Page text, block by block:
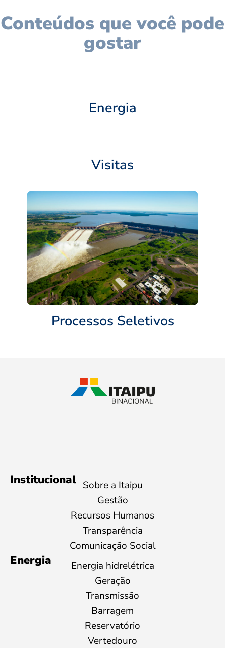
Conteúdos que você pode
gostar
Energia
Visitas
Processos Seletivos
Institucional Sobre a Itaipu
Gestão
Recursos Humanos
Transparência
Comunicação Social
Energia
Energia hidrelétrica
Geração
Transmissão
Barragem
Reservatório
Vertedouro